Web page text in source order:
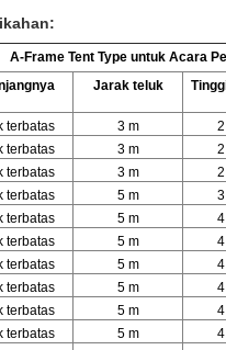
A-Frame Tent Type untuk Acara
Jarak teluk
terbatas 3 m
terbatas 3 m
terbatas 3 m
terbatas 5 m
terbatas 5 m
terbatas 5 m
terbatas 5 m
terbatas 5 m
terbatas 5 m
terbatas 5 m